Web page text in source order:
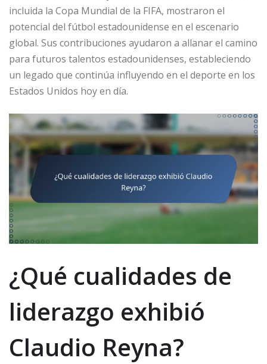
incluida la Copa Mundial de la FIFA, mostraron el
potencial del fútbol estadounidense en el escenario
global. Sus contribuciones ayudaron a allanar el camino
para futuros talentos estadounidenses, estableciendo
un legado que continúa influyendo en el deporte en los
Estados Unidos hoy en día.
¿Qué cualidades de
liderazgo exhibió
Claudio Reyna?